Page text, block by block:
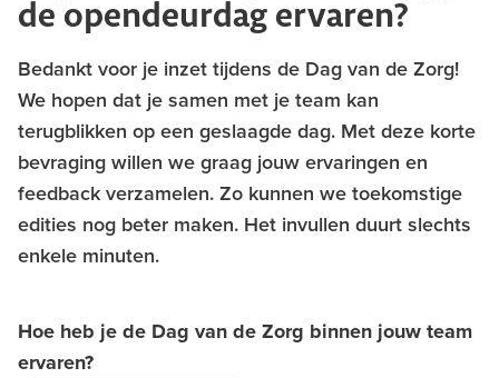
de opendeurdag ervaren?
Bedankt voor je inzet tijdens de Dag van de Zorg!
We hopen dat je samen met je team kan
terugblikken op een geslaagde dag. Met deze korte
bevraging willen we graag jouw ervaringen en
feedback verzamelen. Zo kunnen we toekomstige
edities nog beter maken. Het invullen duurt slechts
enkele minuten.
Hoe heb je de Dag van de Zorg binnen jouw team
ervaren?